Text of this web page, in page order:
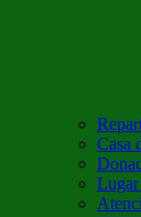
Casa
Lugar